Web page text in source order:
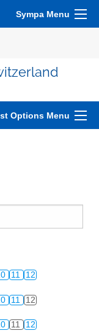
Sympa Menu
Options Menu
11 12
11 12
11 12